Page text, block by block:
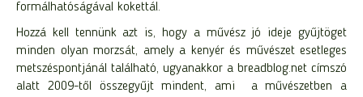
formálhatóságával kokettál.
Hozzá kell tennünk azt is, hogy a művész jó ideje gyűjtöget
minden olyan morzsát, amely a kenyér és művészet esetleges
metszéspontjánál található, ugyanakkor a breadblog.net címszó
alatt 2009-től összegyűjt mindent, ami a művészetben a